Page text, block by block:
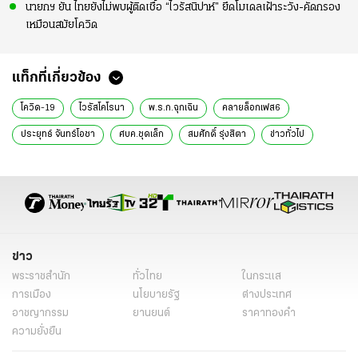
นายกฯ ยัน ไทยยังไม่พบผู้ติดเชื้อ “ไวรัสนิปาห์” ยึดโมเดลเฝ้าระวัง-คัดกรอง
เหมือนสมัยโควิด
แท็กที่เกี่ยวข้อง
โควิด-19 ไวรัสโคโรนา พ.ร.ก.ฉุกเฉิน คลายล็อกเฟส6
ประยุทธ์ จันทร์โอชา ศบค.ชุดเล็ก สมศักดิ์ รุ่งสิตา ข่าวทั่วไป
ข่าว
พระราชสำนัก ทั่วไทย
ในกระแส
การเมือง
นโยบายรัฐ
ต่างประเทศ
อาชญากรรม
ยานยนต์
ราคาทองคำ
ความยั่งยืน